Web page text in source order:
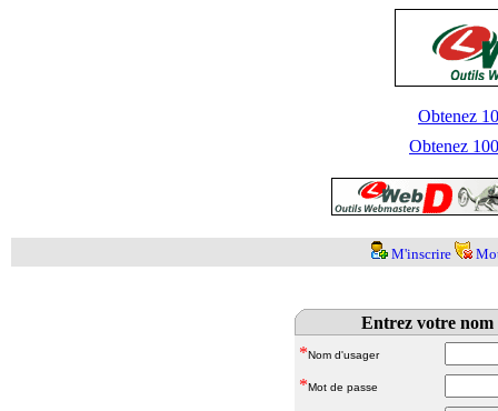
Obtenez
Obtenez
M'inscrire
Entrez votre nom
*Nom d'usager
*Mot de passe